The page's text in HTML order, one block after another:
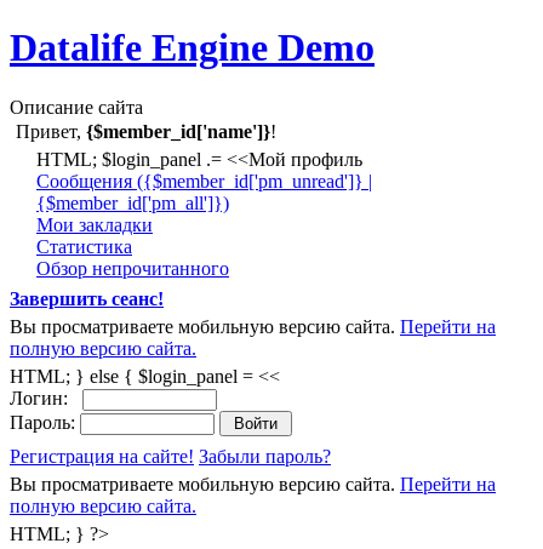
Datalife Engine Demo
Описание сайта
Привет, {$member_id['name']}!
HTML; $login_panel .= <<Мой профиль
Cообщения ({$member_id['pm_unread']} |
{$member_id['pm_all']})
Мои закладки
Статистика
Обзор непрочитанного
Завершить сеанс!
Вы просматриваете мобильную версию сайта. Перейти на
полную версию сайта.
HTML; } else { $login_panel = <<
Логин:
Пароль:
Регистрация на сайте! Забыли пароль?
Вы просматриваете мобильную версию сайта. Перейти на
полную версию сайта.
HTML; } ?>